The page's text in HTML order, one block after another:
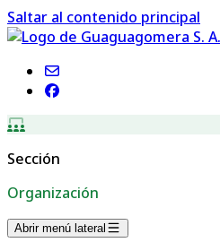
Saltar al contenido principal
Sección
Organización
Abrir menú lateral